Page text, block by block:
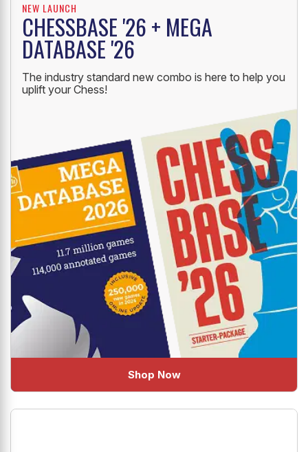
NEW LAUNCH
CHESSBASE '26 + MEGA
DATABASE '26
The industry standard new combo is here to help you
uplift your Chess!
Shop Now